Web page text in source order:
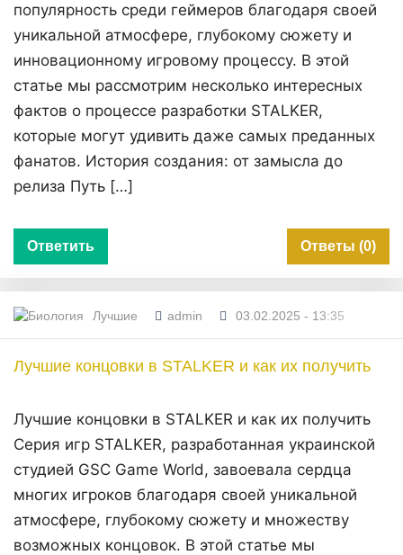
популярность среди геймеров благодаря своей
уникальной атмосфере, глубокому сюжету и
инновационному игровому процессу. В этой
статье мы рассмотрим несколько интересных
фактов о процессе разработки STALKER,
которые могут удивить даже самых преданных
фанатов. История создания: от замысла до
релиза Путь […]
Ответить Ответы (0)
Лучшие admin 03.02.2025 - 13:35
Лучшие концовки в STALKER и как их получить
Лучшие концовки в STALKER и как их получить
Серия игр STALKER, разработанная украинской
студией GSC Game World, завоевала сердца
многих игроков благодаря своей уникальной
атмосфере, глубокому сюжету и множеству
возможных концовок. В этой статье мы